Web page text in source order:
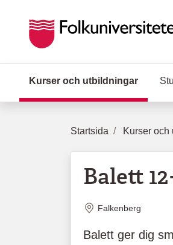
Kurser och utbildningar
Startsida Kurser och
Balett
Plats
Falkenberg
Balett ger dig